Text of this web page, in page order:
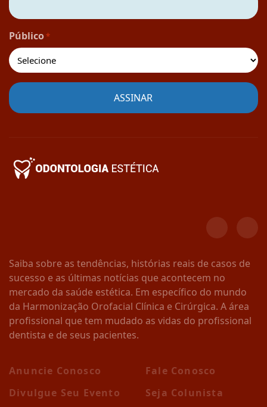
Público*
Saiba sobre as tendências, histórias reais de casos de
sucesso e as últimas notícias que acontecem no
mercado da saúde estética. Em específico do mundo
da Harmonização Orofacial Clínica e Cirúrgica. A área
profissional que tem mudado as vidas do profissional
dentista e de seus pacientes.
Anuncie Conosco
Divulgue Seu Evento
Fale Conosco
Seja Colunista